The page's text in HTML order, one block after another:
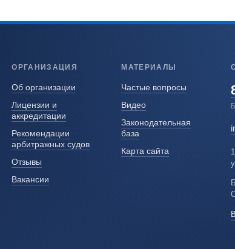
ОРГАНИЗАЦИЯ
Об организации
Лицензии и
аккредитации
Рекомендации
арбитражных судов
Отзывы
Вакансии
МАТЕРИАЛЫ
Частые вопросы
Видео
Законодательная
база
Карта сайта